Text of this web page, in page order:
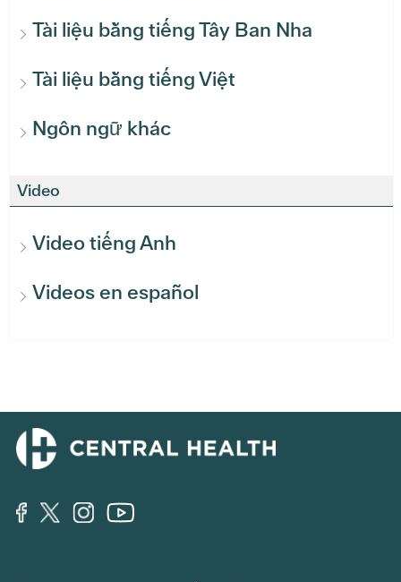
Tài liệu bằng tiếng Tây Ban Nha
Tài liệu bằng tiếng Việt
Ngôn ngữ khác
Video
Video tiếng Anh
Videos en español